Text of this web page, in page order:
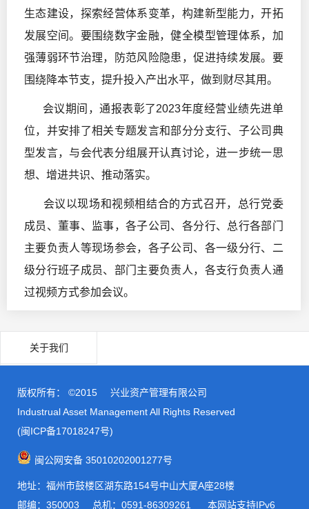
生态建设，探索经营体系变革，构建新型能力，开拓
发展空间。要围绕数字金融，健全模型管理体系，加
强薄弱环节治理，防范风险隐患，促进持续发展。要
围绕降本节支，提升投入产出水平，做到财尽其用。
会议期间，通报表彰了2023年度经营业绩先进单
位，并安排了相关专题发言和部分分支行、子公司典
型发言，与会代表分组展开认真讨论，进一步统一思
想、增进共识、推动落实。
会议以现场和视频相结合的方式召开，总行党委
成员、董事、监事，各子公司、各分行、总行各部门
主要负责人等现场参会，各子公司、各一级分行、二
级分行班子成员、部门主要负责人，各支行负责人通
过视频方式参加会议。
关于我们
版权所有： ©2015
兴业资产管理有限公司
Industrual Asset Management All Rights Reserved
(闽ICP备17018247号)
闽公网安备 35010202001277号
地址：福州市鼓楼区湖东路154号中山大厦A座28楼
邮编：350003
总机：0591-86309261 本网站支持IPv6